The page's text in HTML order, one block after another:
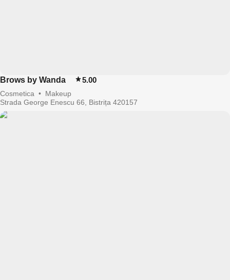
Brows by Wanda 5.00
Cosmetica • Makeup
Strada George Enescu 66, Bistrița 420157